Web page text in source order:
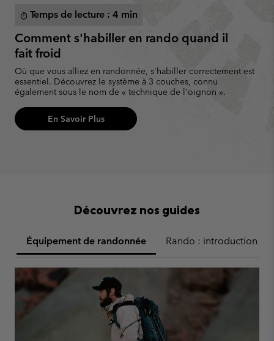
timer Temps de lecture : 4 min
Comment s'habiller en rando quand il
fait froid
Où que vous alliez en randonnée, s'habiller correctement est
essentiel. Découvrez le système à 3 couches, connu
également sous le nom de « technique de l'oignon ».
En Savoir Plus
Découvrez nos guides
Équipement de randonnée Rando : introduction